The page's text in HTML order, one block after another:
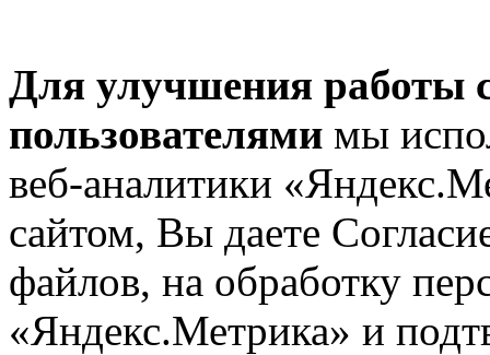
Для улучшения работы
пользователями мы
веб-аналитики
сайтом, Вы даете
файлов, на обработку
«Яндекс.Метрика» и